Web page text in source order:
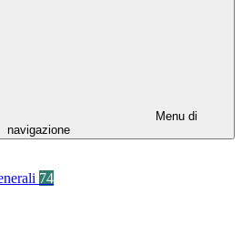
Menu di
navigazione
74